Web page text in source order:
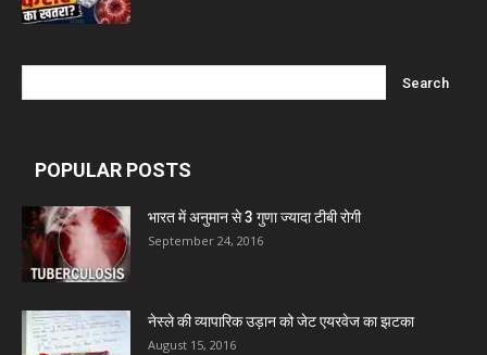
Admac Group Companies
Deep Shree Pharmaceuticals
POPULAR POSTS
भारत में अनुमान से 3 गुणा ज्यादा टीबी रोगी
September 24, 2016
नेस्ले की व्यापारिक उड़ान को जेट एयरवेज का झटका
August 15, 2016